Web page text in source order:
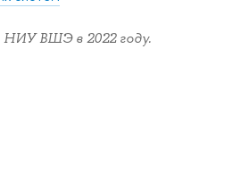
ВШЭ в 2022 году.